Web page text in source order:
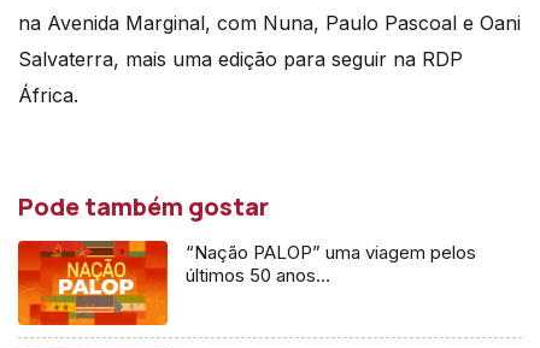
na Avenida Marginal, com Nuna, Paulo Pascoal e Oani
Salvaterra, mais uma edição para seguir na RDP
África.
Pode também gostar
“Nação PALOP” uma viagem pelos
últimos 50 anos…